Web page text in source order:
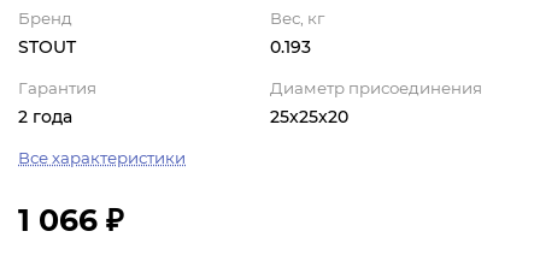
Бренд
STOUT
Вес, кг
0.193
Гарантия
2 года
Диаметр присоединения
25x25x20
Все характеристики
1 066 ₽